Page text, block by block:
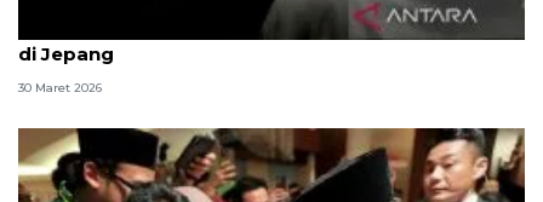
Presiden Prabowo disambut hangat anak diaspora
di Jepang
30 Maret 2026